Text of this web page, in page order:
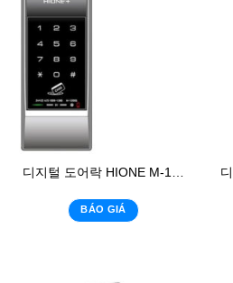
디지털 도어락 HIONE M-1200S
BÁO GIÁ